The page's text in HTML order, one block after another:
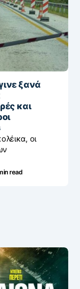
ξανά
και
οι
read